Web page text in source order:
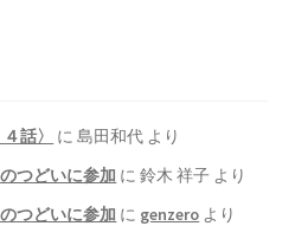
話〉 に島田和代 より
つどいに参加 に鈴木 祥子 より
つどいに参加 に genzero より